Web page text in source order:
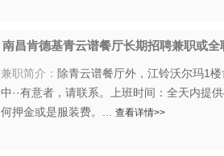
南昌肯德基青云谱餐厅长期招聘兼职或全
兼职简介： 除青云谱餐厅外，江铃沃尔玛1
中··有意者，请联系。上班时间：全天内提
何押金或是服装费。... 查看详情>>